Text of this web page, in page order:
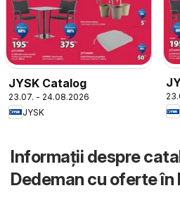
JYSK Catalog
23.07. - 24.08.2026
JYSK
Informații despre
Dedeman cu oferte în